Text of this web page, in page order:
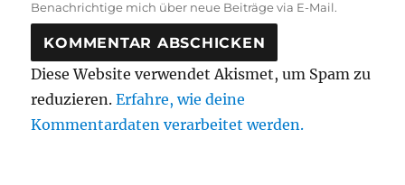
Benachrichtige mich über neue Beiträge via E-Mail.
Diese Website verwendet Akismet, um Spam zu
reduzieren.Erfahre, wie deine
Kommentardaten verarbeitet werden.